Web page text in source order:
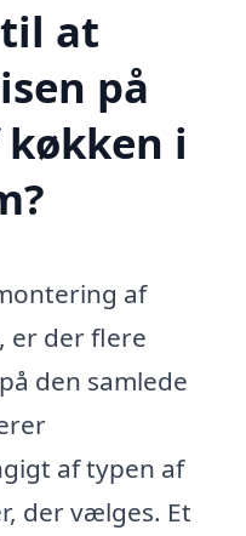
at
på
i
af
er der flere
den samlede
af typen af
der vælges. Et